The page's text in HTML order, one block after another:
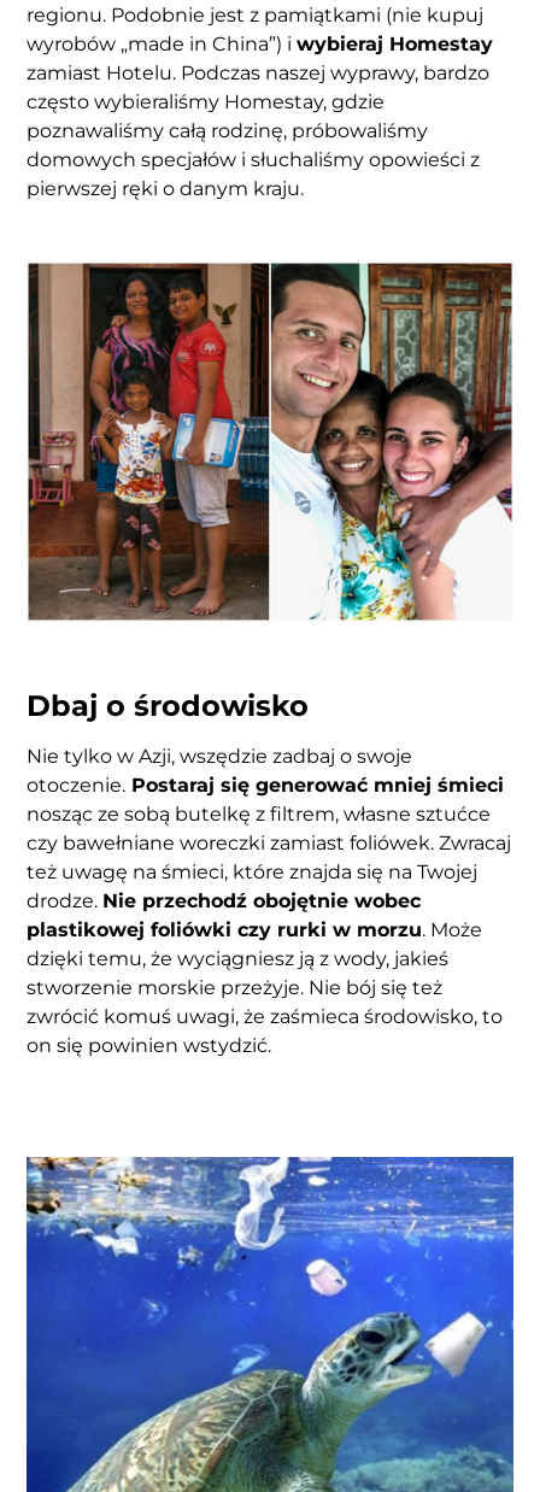
regionu. Podobnie jest z pamiątkami (nie kupuj
wyrobów „made in China”) iwybieraj Homestay
zamiast Hotelu. Podczas naszej wyprawy, bardzo
często wybieraliśmy Homestay, gdzie
poznawaliśmy całą rodzinę, próbowaliśmy
domowych specjałów i słuchaliśmy opowieści z
pierwszej ręki o danym kraju.
Dbaj o środowisko
Nie tylko w Azji, wszędzie zadbaj o swoje
otoczenie. Postaraj się generować mniej śmieci
nosząc ze sobą butelkę z filtrem, własne sztućce
czy bawełniane woreczki zamiast foliówek. Zwracaj
też uwagę na śmieci, które znajda się na Twojej
drodze. Nie przechodź obojętnie wobec
plastikowej foliówki czy rurki w morzu. Może
dzięki temu, że wyciągniesz ją z wody, jakieś
stworzenie morskie przeżyje. Nie bój się też
zwrócić komuś uwagi, że zaśmieca środowisko, to
on się powinien wstydzić.